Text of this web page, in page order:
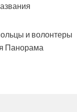
и волонтеры
Панорама